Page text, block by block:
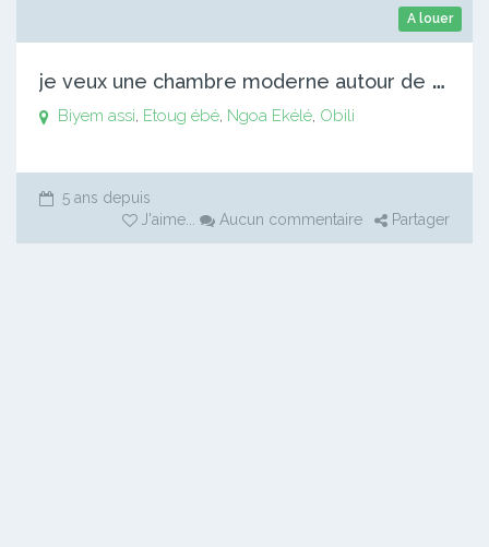
A louer
j
e veux une chambre moderne autour de ngao kelle 2500-30000
Biyem assi, Etoug ébé, Ngoa Ekélé, Obili
5 ans depuis
J'aime ... Aucun commentaire Partager